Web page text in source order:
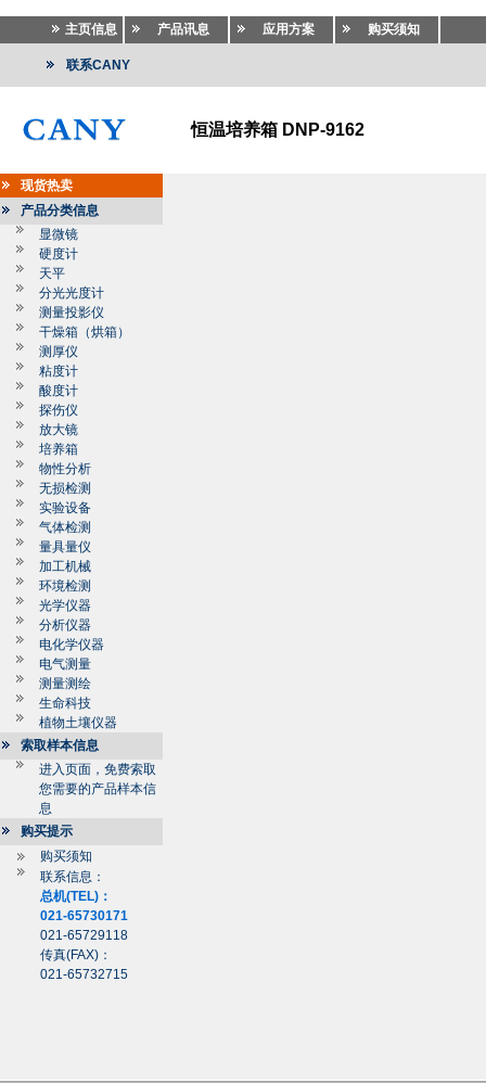
主页信息 产品讯息 应用方案 购买须知
联系CANY
恒温培养箱 DNP-9162
现货热卖
产品分类信息
显微镜
硬度计
天平
分光光度计
测量投影仪
干燥箱（烘箱）
测厚仪
粘度计
酸度计
探伤仪
放大镜
培养箱
物性分析
无损检测
实验设备
气体检测
量具量仪
加工机械
环境检测
光学仪器
分析仪器
电化学仪器
电气测量
测量测绘
生命科技
植物土壤仪器
索取样本信息
进入页面，免费索取
您需要的产品样本信
息
购买提示
购买须知
联系信息：
总机(TEL)：
021-65730171
021-65729118
传真(FAX)：
021-65732715